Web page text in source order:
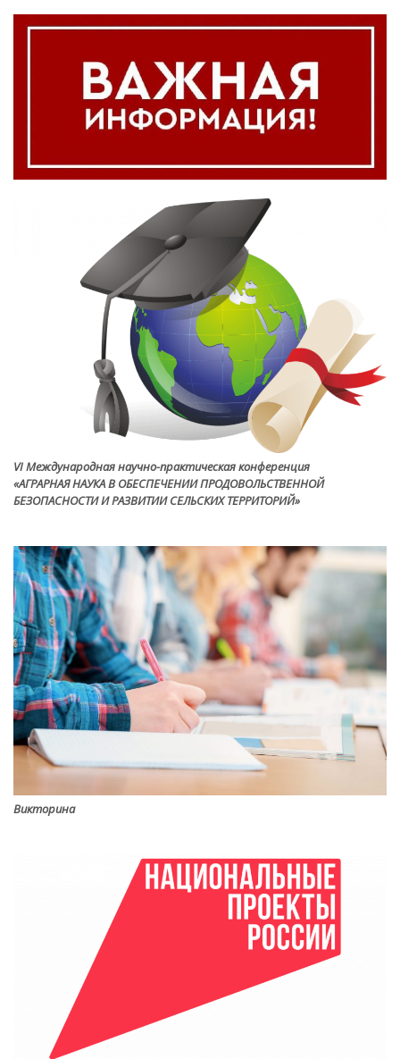
VI Международная научно-практическая конференция
«АГРАРНАЯ НАУКА В ОБЕСПЕЧЕНИИ ПРОДОВОЛЬСТВЕННОЙ
БЕЗОПАСНОСТИ И РАЗВИТИИ СЕЛЬСКИХ ТЕРРИТОРИЙ»
Викторина